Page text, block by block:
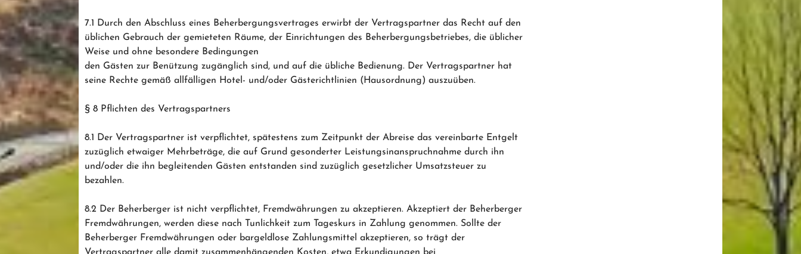
7.1 Durch den Abschluss eines Beherbergungsvertrages erwirbt der Vertragspartner das Recht auf den
üblichen Gebrauch der gemieteten Räume, der Einrichtungen des Beherbergungsbetriebes, die üblicher
Weise und ohne besondere Bedingungen
den Gästen zur Benützung zugänglich sind, und auf die übliche Bedienung. Der Vertragspartner hat
seine Rechte gemäß allfälligen Hotel- und/oder Gästerichtlinien (Hausordnung) auszuüben.
§ 8 Pflichten des Vertragspartners
8.1 Der Vertragspartner ist verpflichtet, spätestens zum Zeitpunkt der Abreise das vereinbarte Entgelt
zuzüglich etwaiger Mehrbeträge, die auf Grund gesonderter Leistungsinanspruchnahme durch ihn
und/oder die ihn begleitenden Gästen entstanden sind zuzüglich gesetzlicher Umsatzsteuer zu
bezahlen.
8.2 Der Beherberger ist nicht verpflichtet, Fremdwährungen zu akzeptieren. Akzeptiert der Beherberger
Fremdwährungen, werden diese nach Tunlichkeit zum Tageskurs in Zahlung genommen. Sollte der
Beherberger Fremdwährungen oder bargeldlose Zahlungsmittel akzeptieren, so trägt der